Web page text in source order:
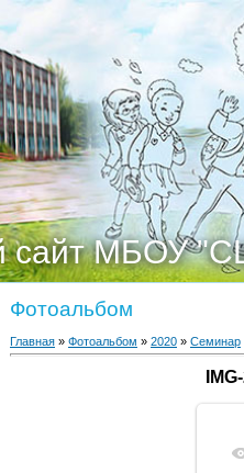
сайт МБОУ
Фотоальбом
Главная » Фотоальбом » 2020 » Семинар